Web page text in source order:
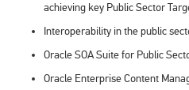
achieving key Public Sector
Interoperability in the public
Oracle SOA Suite for Public
Oracle Enterprise Content